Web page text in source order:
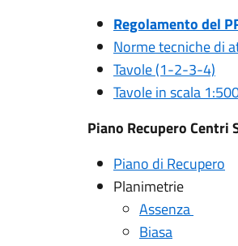
Regolamento del
Norme tecniche di
Tavole (1-2-3-4)
Tavole in scala
Piano Recupero Centri
Piano di Recupero
Planimetrie
Assenza
Biasa